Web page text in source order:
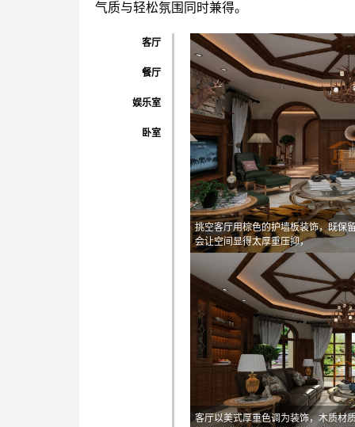
气质与轻松氛围同时兼得。
客厅
餐厅
娱乐室
卧室
挑空客厅用棕色的护墙板装饰，既保
会让空间显得太厚重压抑，
客厅以美式厚重色调为装饰，木质材